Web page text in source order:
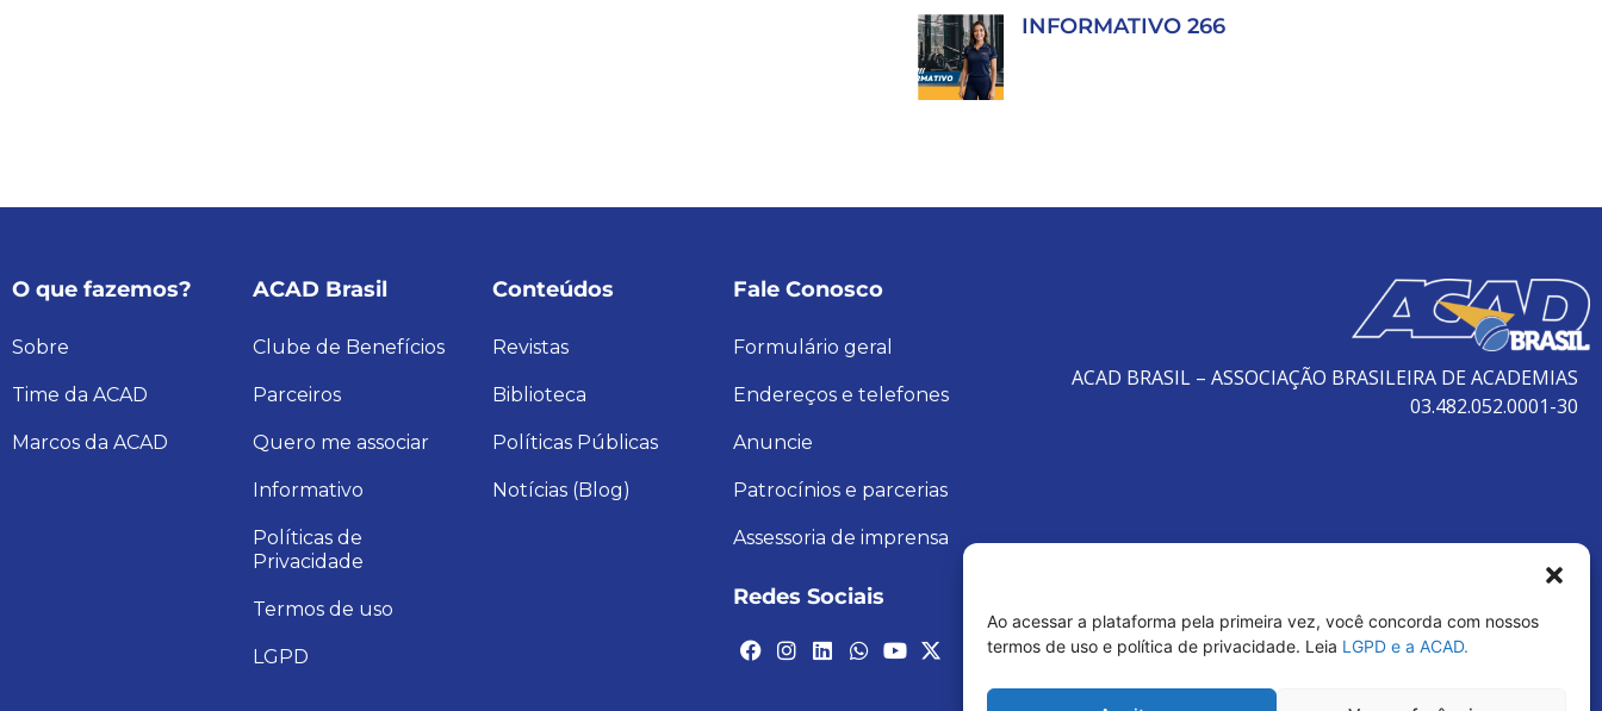
Ao acessar a plataforma pela primeira vez, você concorda com nossos
termos de uso e política de privacidade. Leia LGPD e a ACAD.
INFORMATIVO 266
O que fazemos?
Sobre
Time da ACAD
Marcos da ACAD
ACAD Brasil
Clube de Benefícios
Parceiros
Quero me associar
Informativo
Políticas de
Privacidade
Termos de uso
LGPD
Conteúdos
Revistas
Biblioteca
Políticas Públicas
Notícias (Blog)
Fale Conosco
Formulário geral
Endereços e telefones
Anuncie
Patrocínios e parcerias
Assessoria de imprensa
Redes Sociais
ACAD BRASIL – ASSOCIAÇÃO BRASILEIRA DE ACADEMIAS
03.482.052.0001-30